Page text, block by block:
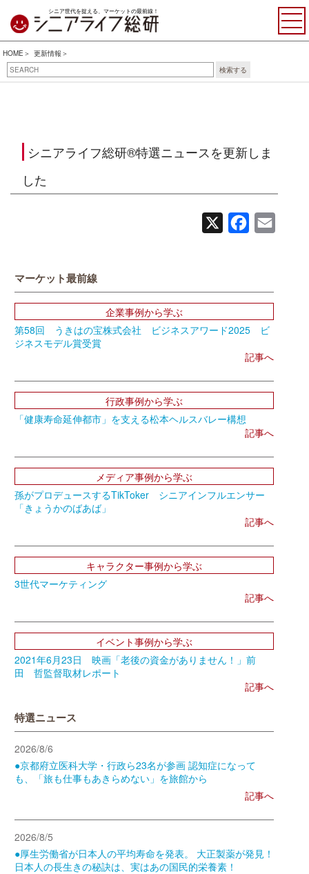
シニア世代を捉える、マーケットの最前線！
HOME
更新情報
検索する
シニアライフ総研®特選ニュースを更新しま
した
Facebook
マーケット最前線
企業事例から学ぶ
第58回 うきはの宝株式会社 ビジネスアワード2025 ビ
ジネスモデル賞受賞
記事へ
行政事例から学ぶ
「健康寿命延伸都市」を支える松本ヘルスバレー構想
記事へ
メディア事例から学ぶ
孫がプロデュースするTikToker シニアインフルエンサー
「きょうかのばあば」
記事へ
キャラクター事例から学ぶ
3世代マーケティング
記事へ
イベント事例から学ぶ
2021年6月23日 映画「老後の資金がありません！」前
田 哲監督取材レポート
記事へ
特選ニュース
2026/8/6
●京都府立医科大学・行政ら23名が参画 認知症になって
も、「旅も仕事もあきらめない」を旅館から
記事へ
2026/8/5
●厚生労働省が日本人の平均寿命を発表。 大正製薬が発見！
日本人の長生きの秘訣は、実はあの国民的栄養素！